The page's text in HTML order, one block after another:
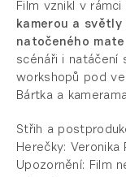
Film vznikl v rámci
kamerou a
natočeného
scénáři i natáčení
workshopů pod
Bártka a
Střih a
Herečky: Veronika
Upozornění: Film